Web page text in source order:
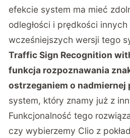
efekcie system ma mieć
odległości i prędkości
wcześniejszych wersji tego
Traffic Sign Recognition
funkcja rozpoznawania
ostrzeganiem o nadmiernej
system, który znamy już z
Funkcjonalność tego
czy wybierzemy Clio z